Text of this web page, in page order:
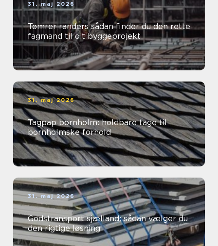
31. maj 2026
Tømrer randers sådan finder du den rette
fagmand til dit byggeprojekt
31. maj 2026
Tagpap bornholm: holdbare tage til
bornholmske forhold
31. maj 2026
Godstransport sjælland: sådan vælger du
den rigtige løsning